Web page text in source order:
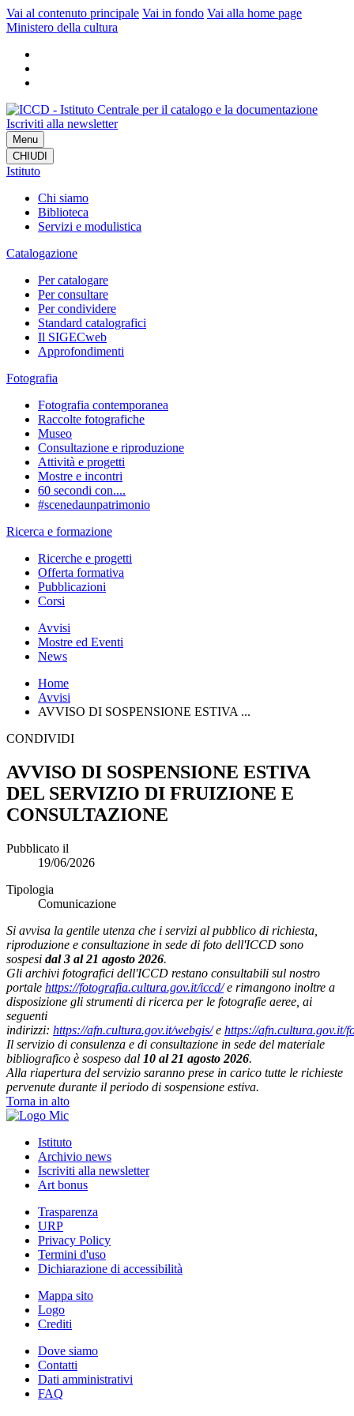
Vai al contenuto principale Vai in fondo Vai alla home page
Ministero della cultura
Iscriviti alla newsletter
Menu
CHIUDI
Istituto
Chi siamo
Biblioteca
Servizi e modulistica
Catalogazione
Per catalogare
Per consultare
Per condividere
Standard catalografici
Il SIGECweb
Approfondimenti
Fotografia
Fotografia contemporanea
Raccolte fotografiche
Museo
Consultazione e riproduzione
Attività e progetti
Mostre e incontri
60 secondi con....
#scenedaunpatrimonio
Ricerca e formazione
Ricerche e progetti
Offerta formativa
Pubblicazioni
Corsi
Avvisi
Mostre ed Eventi
News
Home
Avvisi
AVVISO DI SOSPENSIONE ESTIVA ...
CONDIVIDI
AVVISO DI SOSPENSIONE ESTIVA
DEL SERVIZIO DI FRUIZIONE E
CONSULTAZIONE
Pubblicato il
19/06/2026
Tipologia
Comunicazione
Si avvisa la gentile utenza che i servizi al pubblico di richiesta,
riproduzione e consultazione in sede di foto dell'ICCD sono
sospesi dal 3 al 21 agosto 2026.
Gli archivi fotografici dell'ICCD restano consultabili sul nostro
portale https://fotografia.cultura.gov.it/iccd/e rimangono inoltre a
disposizione gli strumenti di ricerca per le fotografie aeree, ai
seguenti
indirizzi: https://afn.cultura.gov.it/webgis/e https://afn.cultura.gov.it/
Il servizio di consulenza e di consultazione in sede del materiale
bibliografico è sospeso dal 10 al 21 agosto 2026.
Alla riapertura del servizio saranno prese in carico tutte le richieste
pervenute durante il periodo di sospensione estiva.
Torna in alto
Istituto
Archivio news
Iscriviti alla newsletter
Art bonus
Trasparenza
URP
Privacy Policy
Termini d'uso
Dichiarazione di accessibilità
Mappa sito
Logo
Crediti
Dove siamo
Contatti
Dati amministrativi
FAQ